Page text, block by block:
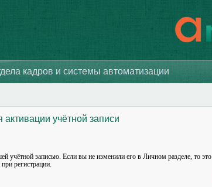
кадров и системы автоматизации
учётной записи
учётной записью. Если вы не изменили его в Личном разделе, то это
регистрации.